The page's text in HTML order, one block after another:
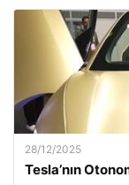
28/12/2025
Tesla’nın